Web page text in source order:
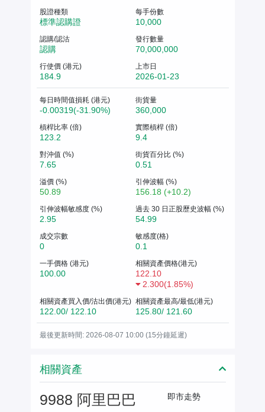
股證種類
標準認購證
每手份數
10,000
認購/認沽
認購
發行數量
70,000,000
行使價 (港元)
184.9
上市日
2026-01-23
每日時間值損耗 (港元)
-0.00319(-31.90%)
街貨量
360,000
槓桿比率 (倍)
123.2
實際槓桿 (倍)
9.4
對沖值 (%)
7.65
街貨百分比 (%)
0.51
溢價 (%)
50.89
引伸波幅 (%)
156.18 (+10.2)
引伸波幅敏感度 (%)
2.95
過去 30 日正股歷史波幅 (%)
54.99
成交宗數
0
敏感度(格)
0.1
一手價格 (港元)
100.00
相關資產價格(港元)
122.10
2.300(1.85%)
相關資產買入價/沽出價(港元)
122.00/ 122.10
相關資產最高/最低(港元)
125.80/ 121.60
最後更新時間: 2026-08-07 10:00 (15分鐘延遲)
相關資產
9988 阿里巴巴 即市走勢